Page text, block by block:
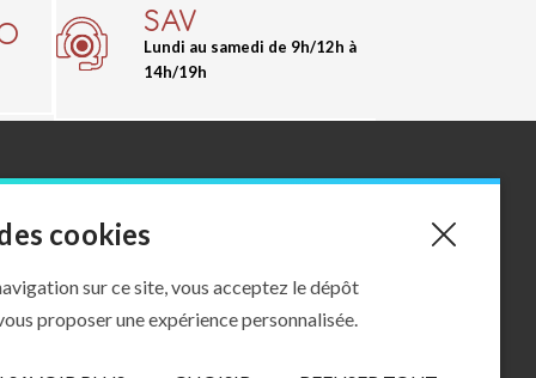
SAV
Lundi au samedi de 9h/12h à
14h/19h
#OutdoorSensations
Facebook
Pinterest
02 35 59 19 40
cookies
sur ce site, vous acceptez le dépôt
proposer une expérience personnalisée.